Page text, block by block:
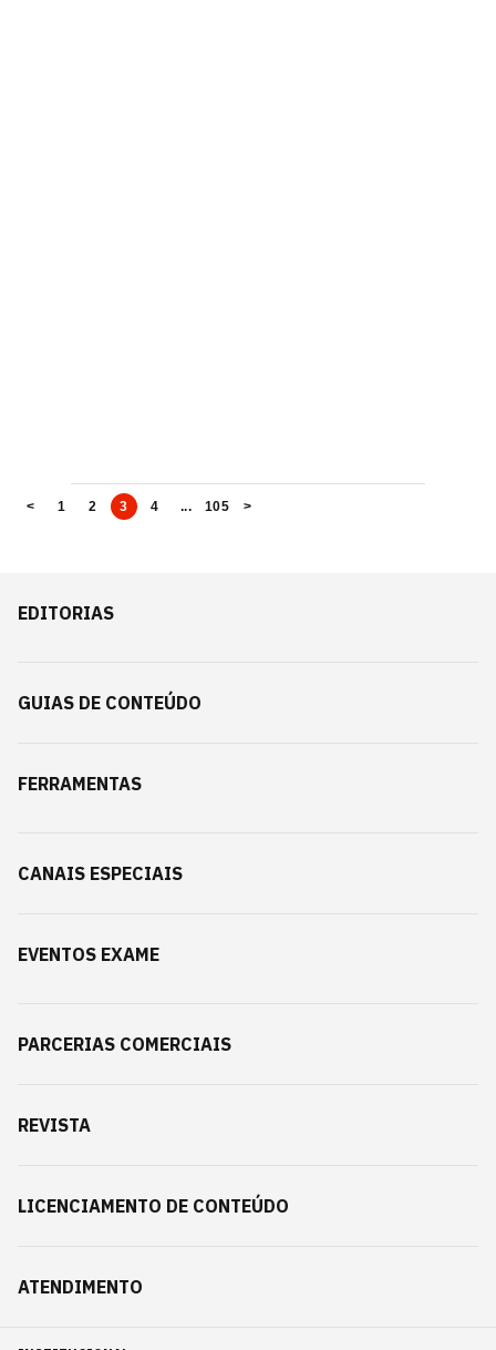
< 1 2 3 4 ... 105 >
EDITORIAS
GUIAS DE CONTEÚDO
FERRAMENTAS
CANAIS ESPECIAIS
EVENTOS EXAME
PARCERIAS COMERCIAIS
REVISTA
LICENCIAMENTO DE CONTEÚDO
ATENDIMENTO